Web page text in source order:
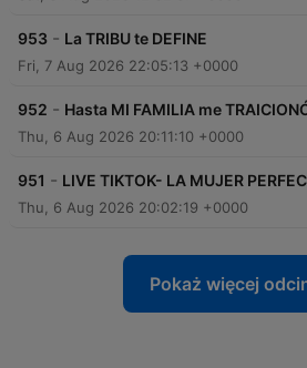
953 - La TRIBU te DEFINE
Fri, 7 Aug 2026 22:05:13 +0000
952 - Hasta MI FAMILIA me
Thu, 6 Aug 2026 20:11:10 +0000
951 - LIVE TIKTOK- LA MUJER
Thu, 6 Aug 2026 20:02:19 +0000
Pokaż więcej